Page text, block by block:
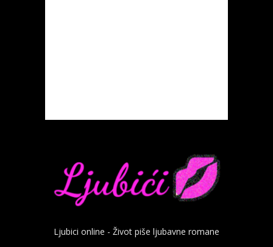
Ljubici online - Život piše ljubavne romane